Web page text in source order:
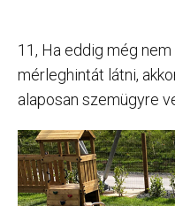
11, Ha eddig még
mérleghintát látni,
alaposan szemügyre